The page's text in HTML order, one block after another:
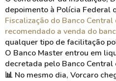
depoimento à Polícia Federal
Fiscalização do Banco
recomendado a venda do
qualquer tipo de facilitação
O Banco Master entrou em
decretada pelo Banco Central
📊 No mesmo dia, Vorcaro